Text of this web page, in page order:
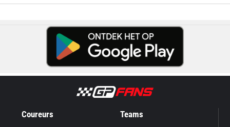
Coureurs Teams